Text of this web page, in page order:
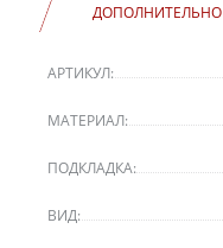
ДОПОЛНИТЕЛЬНО
АРТИКУЛ:
МАТЕРИАЛ:
ПОДКЛАДКА:
ВИД: